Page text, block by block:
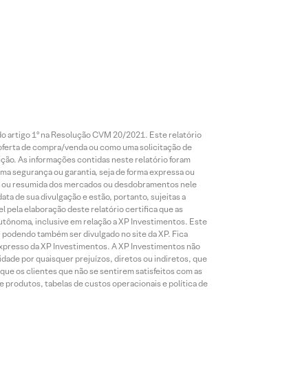
artigo 1º na Resolução CVM 20/2021. Este relatório
de compra/venda ou como uma solicitação de
As informações contidas neste relatório foram
segurança ou garantia, seja de forma expressa ou
resumida dos mercados ou desdobramentos nele
de sua divulgação e estão, portanto, sujeitas a
pela elaboração deste relatório certifica que as
inclusive em relação a XP Investimentos. Este
também ser divulgado no site da XP. Fica
da XP Investimentos. A XP Investimentos não
por quaisquer prejuízos, diretos ou indiretos, que
os clientes que não se sentirem satisfeitos com as
produtos, tabelas de custos operacionais e política de